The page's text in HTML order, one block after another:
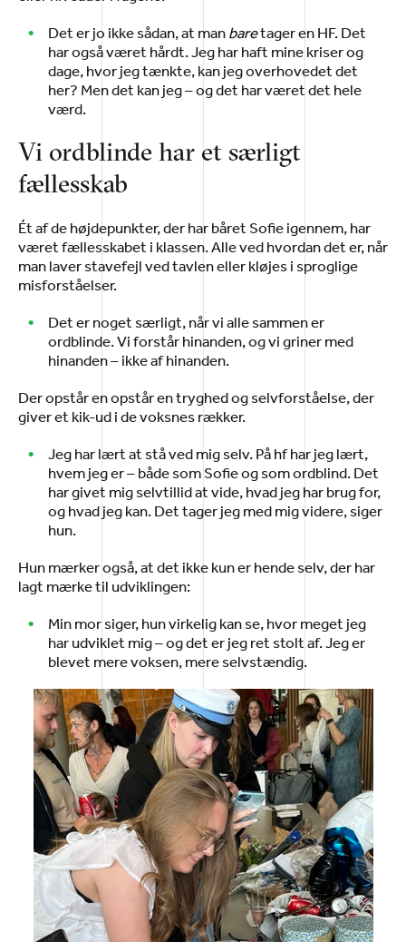
Det er jo ikke sådan, at manbaretager en HF. Det
har også været hårdt. Jeg har haft mine kriser og
dage, hvor jeg tænkte, kan jeg overhovedet det
her? Men det kan jeg – og det har været det hele
værd.
Vi ordblinde har et særligt
fællesskab
Ét af de højdepunkter, der har båret Sofie igennem, har
været fællesskabet i klassen. Alle ved hvordan det er, når
man laver stavefejl ved tavlen eller kløjes i sproglige
misforståelser.
Det er noget særligt, når vi alle sammen er
ordblinde. Vi forstår hinanden, og vi griner med
hinanden – ikke af hinanden.
Der opstår en opstår en tryghed og selvforståelse, der
giver et kik-ud i de voksnes rækker.
Jeg har lært at stå ved mig selv. På hf har jeg lært,
hvem jeg er – både som Sofie og som ordblind. Det
har givet mig selvtillid at vide, hvad jeg har brug for,
og hvad jeg kan. Det tager jeg med mig videre, siger
hun.
Hun mærker også, at det ikke kun er hende selv, der har
lagt mærke til udviklingen:
Min mor siger, hun virkelig kan se, hvor meget jeg
har udviklet mig – og det er jeg ret stolt af. Jeg er
blevet mere voksen, mere selvstændig.